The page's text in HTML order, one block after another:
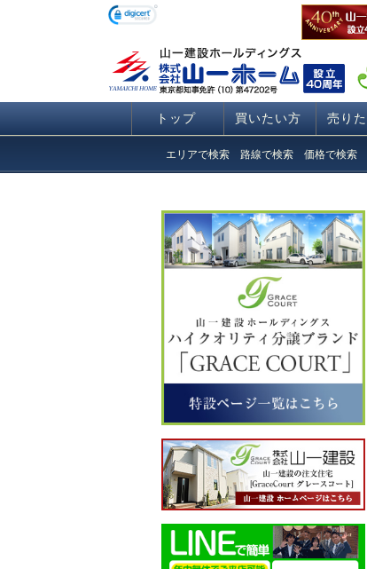
トップ 買いたい方 売り
エリアで検索 路線で検索 価格で検索